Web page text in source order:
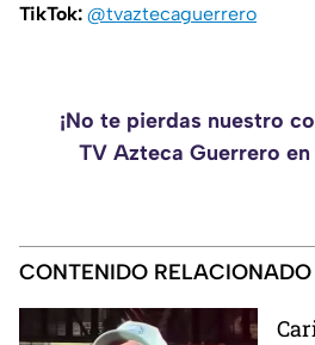
TikTok: @tvaztecaguerrero
¡No te pierdas nuestro
TV Azteca Guerrero
CONTENIDO RELACIONADO